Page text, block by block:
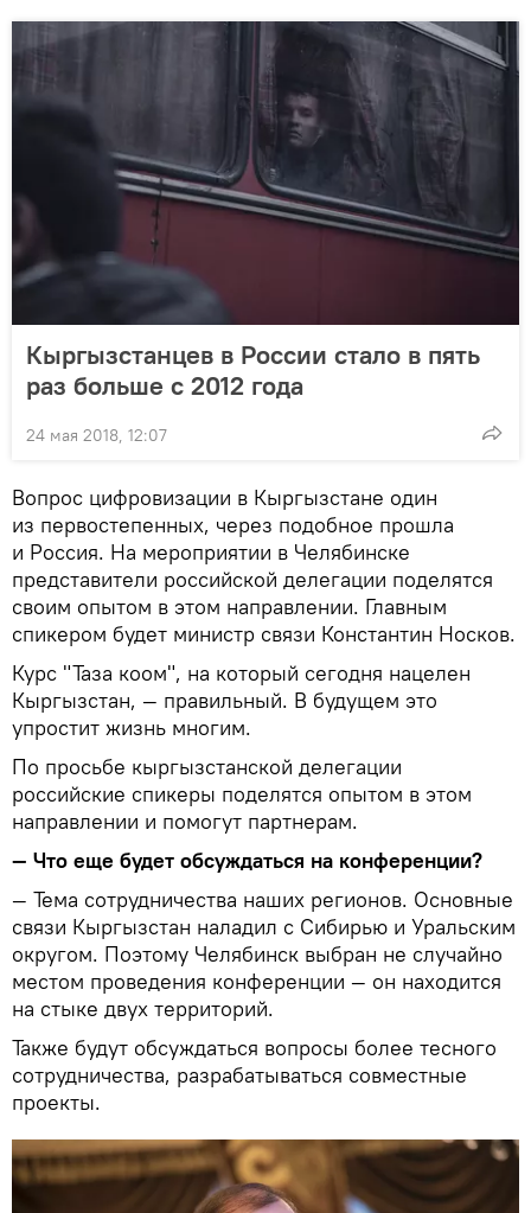
Кыргызстанцев в России стало в пять
раз больше с 2012 года
24 мая 2018, 12:07
Вопрос цифровизации в Кыргызстане один
из первостепенных, через подобное прошла
и Россия. На мероприятии в Челябинске
представители российской делегации поделятся
своим опытом в этом направлении. Главным
спикером будет министр связи Константин Носков.
Курс "Таза коом", на который сегодня нацелен
Кыргызстан, — правильный. В будущем это
упростит жизнь многим.
По просьбе кыргызстанской делегации
российские спикеры поделятся опытом в этом
направлении и помогут партнерам.
— Что еще будет обсуждаться на конференции?
— Тема сотрудничества наших регионов. Основные
связи Кыргызстан наладил с Сибирью и Уральским
округом. Поэтому Челябинск выбран не случайно
местом проведения конференции — он находится
на стыке двух территорий.
Также будут обсуждаться вопросы более тесного
сотрудничества, разрабатываться совместные
проекты.